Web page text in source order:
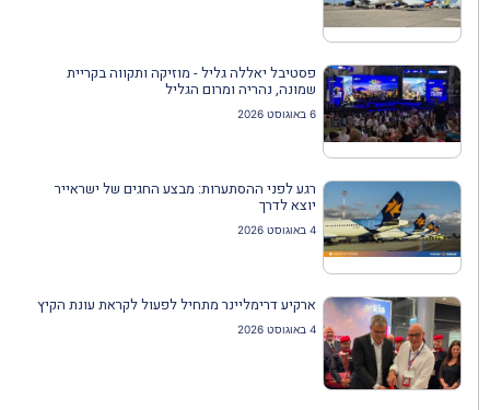
פסטיבל יאללה גליל - מוזיקה ותקווה בקריית
שמונה, נהריה ומרום הגליל
6 באוגוסט 2026
רגע לפני ההסתערות: מבצע החגים של ישראייר
יוצא לדרך
4 באוגוסט 2026
ארקיע דרימליינר מתחיל לפעול לקראת עונת הקיץ
4 באוגוסט 2026